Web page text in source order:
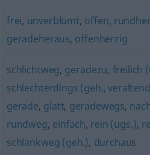
frei, unverblümt, offen,
geradeheraus, offenherzig
schlichtweg, geradezu, freilich
schlechterdings (geh.,
gerade, glatt, geradewegs,
rundweg, einfach, rein (ugs.),
schlankweg (geh.), durchaus